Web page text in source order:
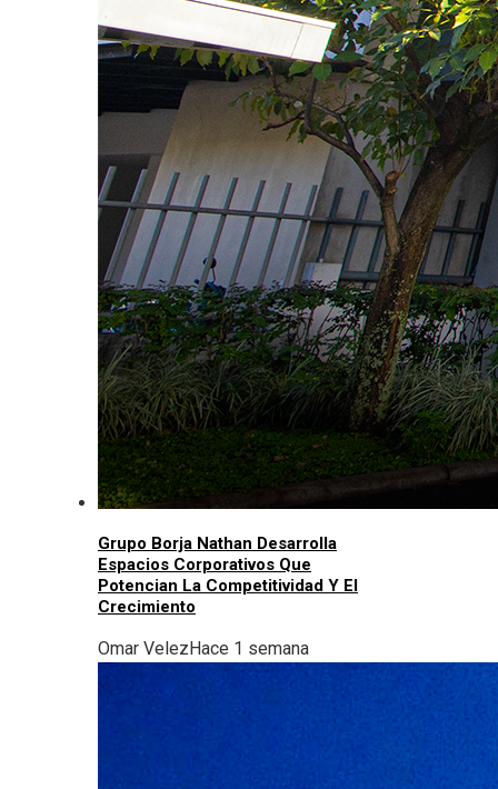
Grupo Borja Nathan Desarrolla
Espacios Corporativos Que
Potencian La Competitividad Y El
Crecimiento
Omar VelezHace 1 semana